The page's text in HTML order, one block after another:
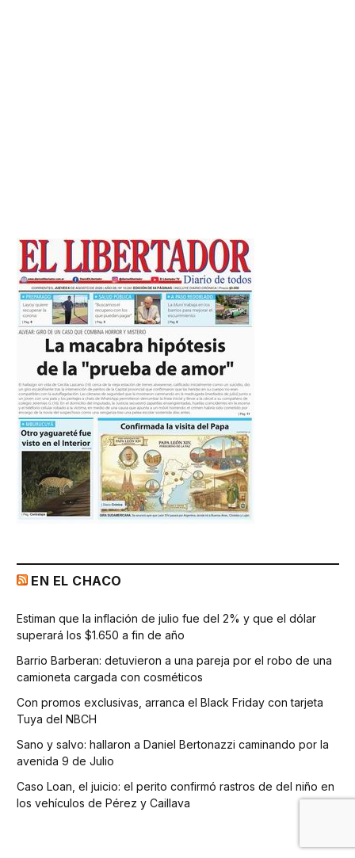
EN EL CHACO
Estiman que la inflación de julio fue del 2% y que el dólar
superará los $1.650 a fin de año
Barrio Barberan: detuvieron a una pareja por el robo de una
camioneta cargada con cosméticos
Con promos exclusivas, arranca el Black Friday con tarjeta
Tuya del NBCH
Sano y salvo: hallaron a Daniel Bertonazzi caminando por la
avenida 9 de Julio
Caso Loan, el juicio: el perito confirmó rastros de del niño en
los vehículos de Pérez y Caillava